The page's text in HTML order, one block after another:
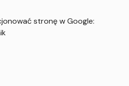
stronę w Google: